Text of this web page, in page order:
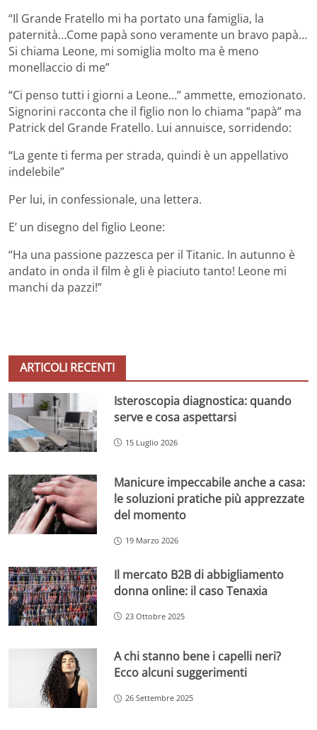
“Il Grande Fratello mi ha portato una famiglia, la
paternità…Come papà sono veramente un bravo papà…
Si chiama Leone, mi somiglia molto ma è meno
monellaccio di me”
“Ci penso tutti i giorni a Leone…” ammette, emozionato.
Signorini racconta che il figlio non lo chiama “papà” ma
Patrick del Grande Fratello. Lui annuisce, sorridendo:
“La gente ti ferma per strada, quindi è un appellativo
indelebile”
Per lui, in confessionale, una lettera.
E’ un disegno del figlio Leone:
“Ha una passione pazzesca per il Titanic. In autunno è
andato in onda il film è gli è piaciuto tanto! Leone mi
manchi da pazzi!”
ARTICOLI RECENTI
Isteroscopia diagnostica: quando
serve e cosa aspettarsi
15 Luglio 2026
Manicure impeccabile anche a casa:
le soluzioni pratiche più apprezzate
del momento
19 Marzo 2026
Il mercato B2B di abbigliamento
donna online: il caso Tenaxia
23 Ottobre 2025
A chi stanno bene i capelli neri?
Ecco alcuni suggerimenti
26 Settembre 2025